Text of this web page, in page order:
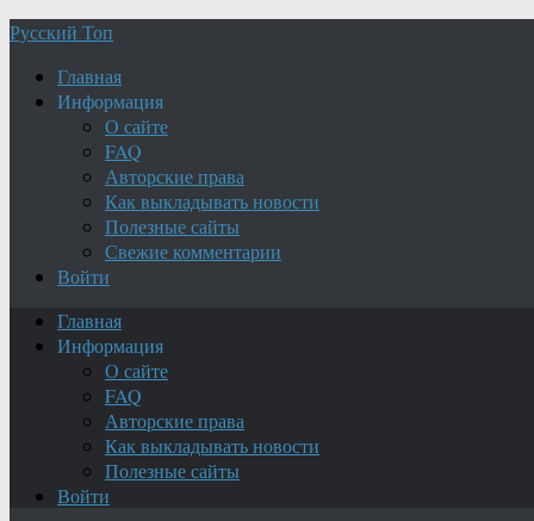
Русский Топ
Главная
Информация
О сайте
FAQ
Авторские права
Как выкладывать новости
Полезные сайты
Свежие комментарии
Войти
Главная
Информация
О сайте
FAQ
Авторские права
Как выкладывать новости
Полезные сайты
Войти